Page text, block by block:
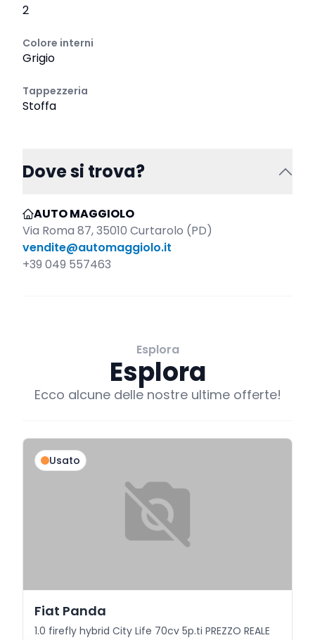
2
Colore interni
Grigio
Tappezzeria
Stoffa
Dove si trova?
AUTO MAGGIOLO
Via Roma 87, 35010 Curtarolo (PD)
vendite@automaggiolo.it
+39 049 557463
Esplora
Esplora
Ecco alcune delle nostre ultime offerte!
Usato
Fiat Panda
1.0 firefly hybrid City Life 70cv 5p.ti PREZZO REALE